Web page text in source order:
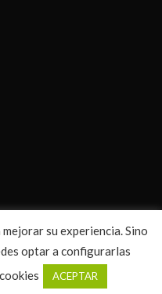
Política de Cookies |Sitemap
su experiencia. Sino
optar a configurarlas
ACEPTAR